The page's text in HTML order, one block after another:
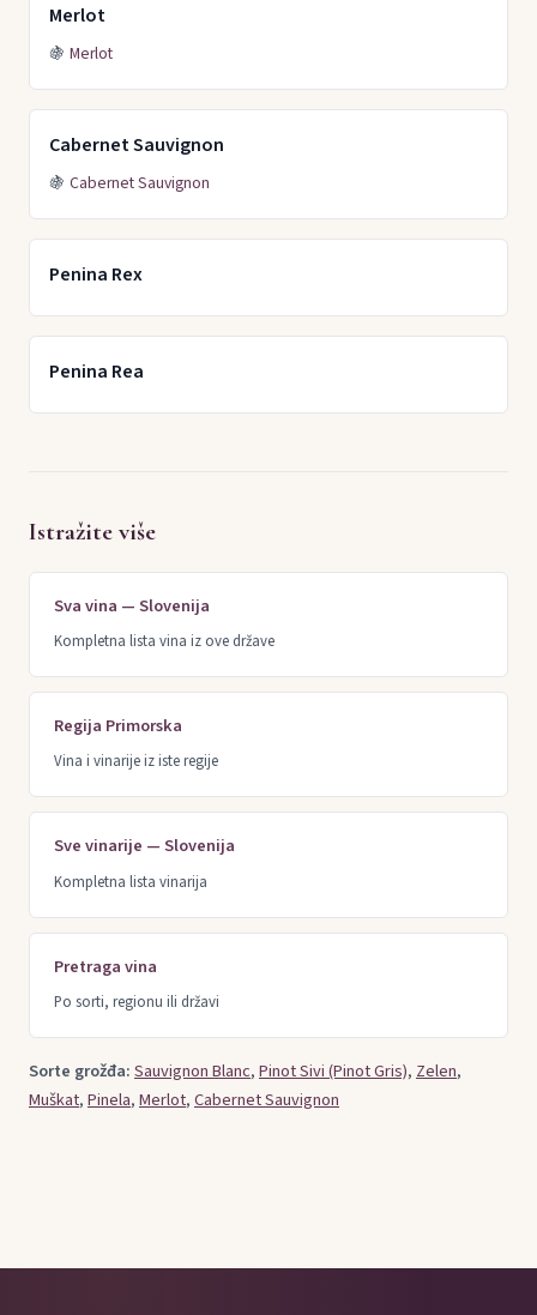
Merlot
🍇 Merlot
Cabernet Sauvignon
🍇 Cabernet Sauvignon
Penina Rex
Penina Rea
Istražite više
Sva vina — Slovenija
Kompletna lista vina iz ove države
Regija Primorska
Vina i vinarije iz iste regije
Sve vinarije — Slovenija
Kompletna lista vinarija
Pretraga vina
Po sorti, regionu ili državi
Sorte grožđa:Sauvignon Blanc,Pinot Sivi (Pinot Gris), Zelen,
Muškat,Pinela,Merlot,Cabernet Sauvignon